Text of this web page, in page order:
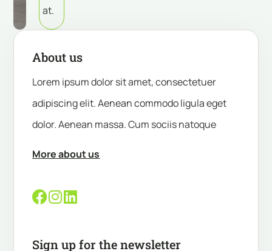
at.
About us
Lorem ipsum dolor sit amet, consectetuer
adipiscing elit. Aenean commodo ligula eget
dolor. Aenean massa. Cum sociis natoque
More about us
Sign up for the newsletter